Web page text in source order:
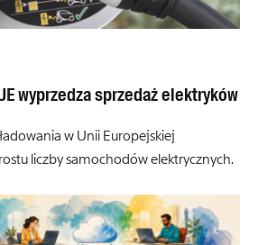
wyprzedza sprzedaż elektryków
w Unii Europejskiej
liczby samochodów elektrycznych.